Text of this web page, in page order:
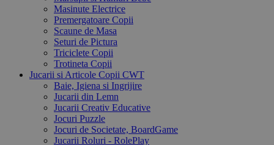
Masinute Electrice
Premergatoare Copii
Scaune de Masa
Seturi de Pictura
Triciclete Copii
Trotineta Copii
Jucarii si Articole Copii CWT
Baie, Igiena si Ingrijire
Jucarii din Lemn
Jucarii Creativ Educative
Jocuri Puzzle
Jocuri de Societate, BoardGame
Jucarii Roluri - RolePlay